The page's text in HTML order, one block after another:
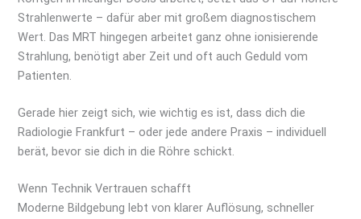
Strahlenwerte – dafür aber mit großem diagnostischem
Wert. Das MRT hingegen arbeitet ganz ohne ionisierende
Strahlung, benötigt aber Zeit und oft auch Geduld vom
Patienten.
Gerade hier zeigt sich, wie wichtig es ist, dass dich die
Radiologie Frankfurt – oder jede andere Praxis – individuell
berät, bevor sie dich in die Röhre schickt.
Wenn Technik Vertrauen schafft
Moderne Bildgebung lebt von klarer Auflösung, schneller